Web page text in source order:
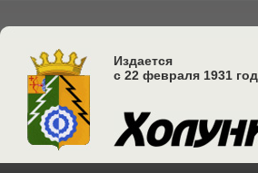
Издается
с 22 февраля 1931